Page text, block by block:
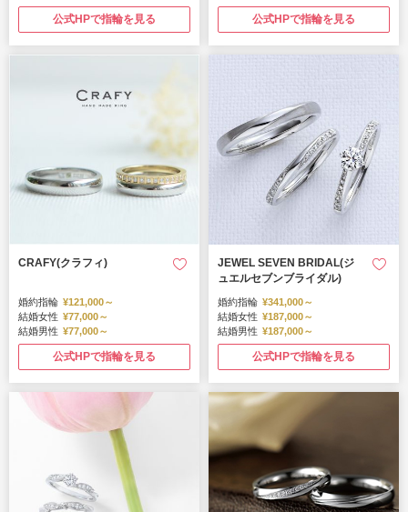
公式HPで指輪を見る 公式HPで指輪を見る
CRAFY(クラフィ)
婚約指輪 ¥121,000～
結婚女性 ¥77,000～
結婚男性 ¥77,000～
公式HPで指輪を見る
JEWEL SEVEN BRIDAL(ジ
ュエルセブンブライダル)
婚約指輪 ¥341,000～
結婚女性 ¥187,000～
結婚男性 ¥187,000～
公式HPで指輪を見る